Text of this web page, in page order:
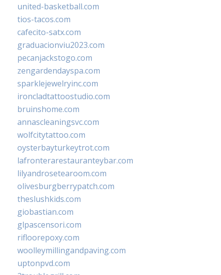
united-basketball.com
tios-tacos.com
cafecito-satx.com
graduacionviu2023.com
pecanjackstogo.com
zengardendayspa.com
sparklejewelryinc.com
ironcladtattoostudio.com
bruinshome.com
annascleaningsvc.com
wolfcitytattoo.com
oysterbayturkeytrot.com
lafronterarestauranteybar.com
lilyandrosetearoom.com
olivesburgberrypatch.com
theslushkids.com
giobastian.com
glpascensori.com
rifloorepoxy.com
woolleymillingandpaving.com
uptonpvd.com